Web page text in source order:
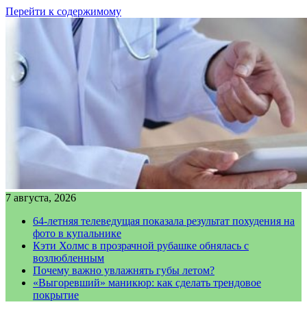
Перейти к содержимому
7 августа, 2026
64-летняя телеведущая показала результат похудения на
фото в купальнике
Кэти Холмс в прозрачной рубашке обнялась с
возлюбленным
Почему важно увлажнять губы летом?
«Выгоревший» маникюр: как сделать трендовое
покрытие